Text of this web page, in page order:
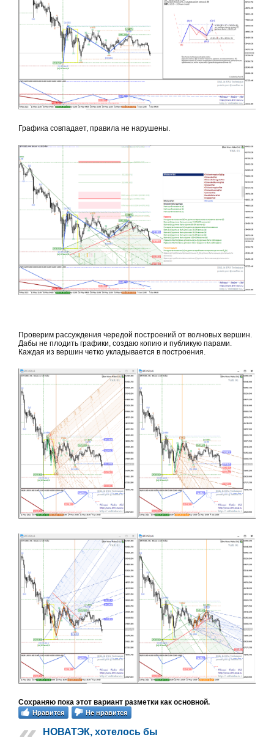
Графика совпадает, правила не нарушены.
Проверим рассуждения чередой построений от волновых вершин.
Дабы не плодить графики, создаю копию и публикую парами.
Каждая из вершин четко укладывается в построения.
Сохраняю пока этот вариант разметки как основной.
Нравится Не нравится
НОВАТЭК, хотелось бы